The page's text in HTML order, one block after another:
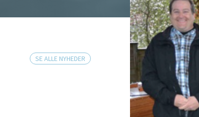
SE ALLE NYHEDER